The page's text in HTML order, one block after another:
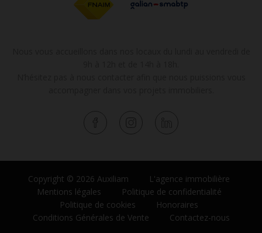
Copyright © 2026 Auxiliam
L'agence immobilière
Mentions légales
Politique de confidentialité
Politique de cookies
Honoraires
Conditions Générales de Vente
Contactez-nous